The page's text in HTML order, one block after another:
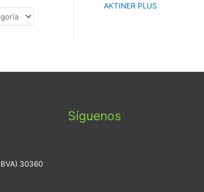
AKTINER PLUS
30360
Síguenos